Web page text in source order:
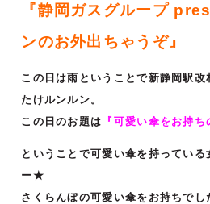
『静岡ガスグループ
ンのお外出ちゃうぞ』
この日は雨ということで新静岡駅改
たけルンルン。
この日のお題は 『可愛い傘をお持ち
ということで可愛い傘を持っている
ー★
さくらんぼの可愛い傘をお持ちでし